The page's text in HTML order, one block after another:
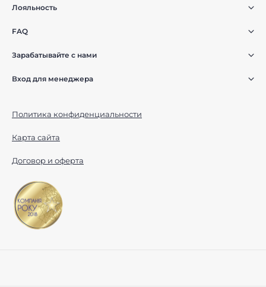
Лояльность
FAQ
Зарабатывайте с нами
Вход для менеджера
Политика конфиденциальности
Карта сайта
Договор и оферта